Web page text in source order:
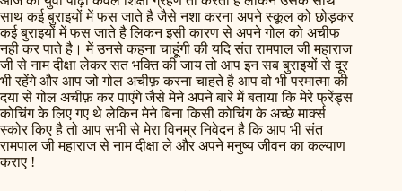
साथ कई बुराइयों में फस जाते है जैसे नशा करना अपने स्कूल को छोड़कर
कई बुराइयों में फस जाते है लिकन इसी कारण से अपने गोल को अचीफ
नही कर पाते है। में उनसे कहना चाहूंगी की यदि संत रामपाल जी महाराज
जी से नाम दीक्षा लेकर सत भक्ति की जाय तो आप इन सब बुराइयों से दूर
भी रहेंगे और आप जो गोल अचीफ़ करना चाहते है आप वो भी परमात्मा की
दया से गोल अचीफ़ कर पाएंगे जैसे मेने अपने बारे में बताया कि मेरे फ्रेंड्स
कोचिंग के लिए गए थे लेकिन मेने बिना किसी कोचिंग के अच्छे मार्क्स
स्कोर किए है तो आप सभी से मेरा विनम्र निवेदन है कि आप भी संत
रामपाल जी महाराज से नाम दीक्षा ले और अपने मनुष्य जीवन का कल्याण
कराए !